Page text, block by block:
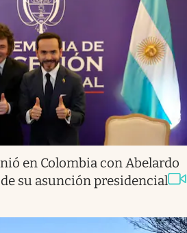
en Colombia con Abelardo
su asunción presidencial